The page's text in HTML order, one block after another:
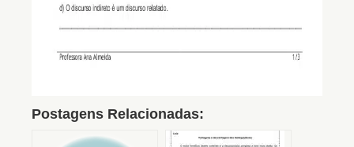
Postagens Relacionadas: